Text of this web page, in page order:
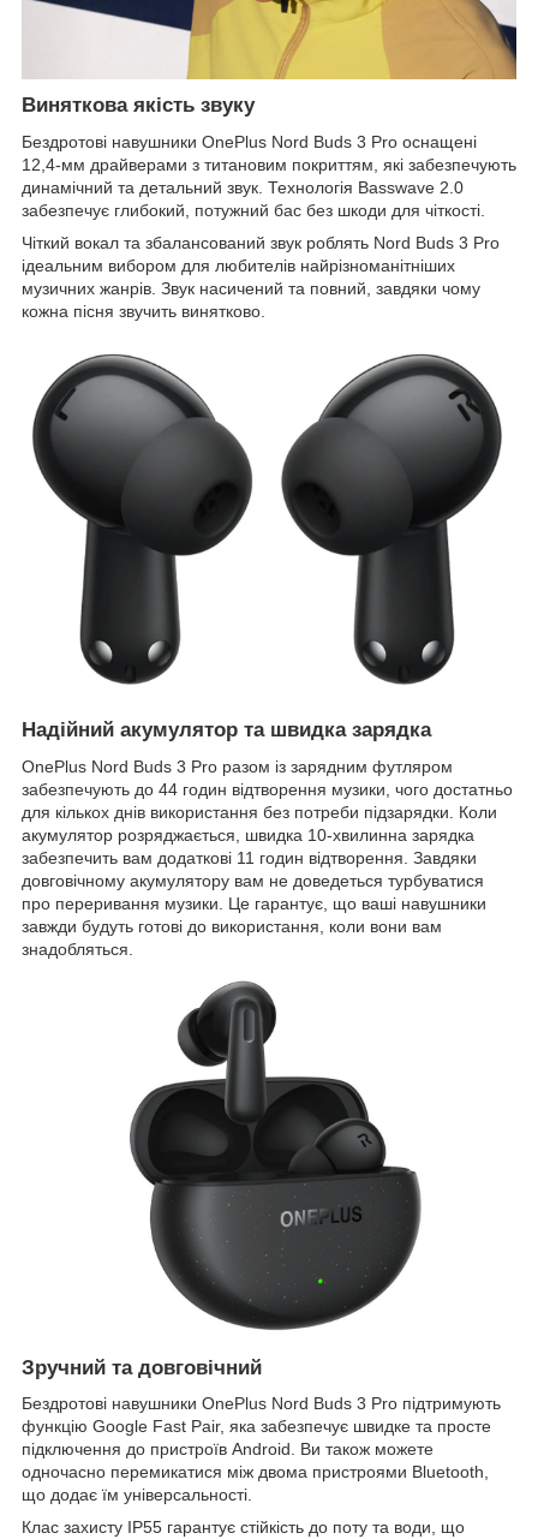
Виняткова якість звуку
Бездротові навушники OnePlus Nord Buds 3 Pro оснащені
12,4-мм драйверами з титановим покриттям, які забезпечують
динамічний та детальний звук. Технологія Basswave 2.0
забезпечує глибокий, потужний бас без шкоди для чіткості.
Чіткий вокал та збалансований звук роблять Nord Buds 3 Pro
ідеальним вибором для любителів найрізноманітніших
музичних жанрів. Звук насичений та повний, завдяки чому
кожна пісня звучить винятково.
Надійний акумулятор та швидка зарядка
OnePlus Nord Buds 3 Pro разом із зарядним футляром
забезпечують до 44 годин відтворення музики, чого достатньо
для кількох днів використання без потреби підзарядки. Коли
акумулятор розряджається, швидка 10-хвилинна зарядка
забезпечить вам додаткові 11 годин відтворення. Завдяки
довговічному акумулятору вам не доведеться турбуватися
про переривання музики. Це гарантує, що ваші навушники
завжди будуть готові до використання, коли вони вам
знадобляться.
Зручний та довговічний
Бездротові навушники OnePlus Nord Buds 3 Pro підтримують
функцію Google Fast Pair, яка забезпечує швидке та просте
підключення до пристроїв Android. Ви також можете
одночасно перемикатися між двома пристроями Bluetooth,
що додає їм універсальності.
Клас захисту IP55 гарантує стійкість до поту та води, що